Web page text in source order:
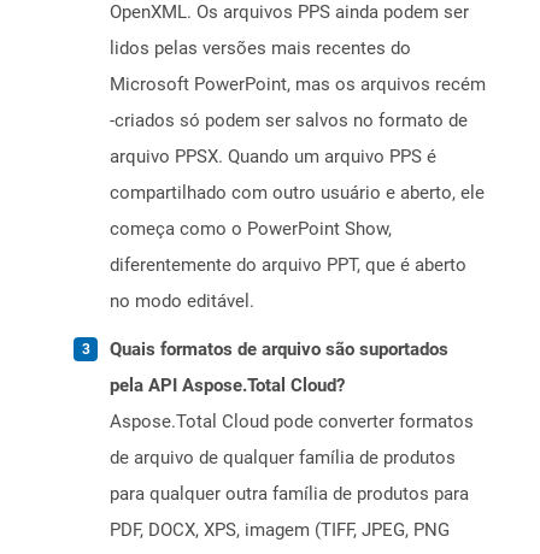
OpenXML. Os arquivos PPS ainda podem ser
lidos pelas versões mais recentes do
Microsoft PowerPoint, mas os arquivos recém
-criados só podem ser salvos no formato de
arquivo PPSX. Quando um arquivo PPS é
compartilhado com outro usuário e aberto, ele
começa como o PowerPoint Show,
diferentemente do arquivo PPT, que é aberto
no modo editável.
Quais formatos de arquivo são suportados
pela API Aspose.Total Cloud?
Aspose.Total Cloud pode converter formatos
de arquivo de qualquer família de produtos
para qualquer outra família de produtos para
PDF, DOCX, XPS, imagem (TIFF, JPEG, PNG